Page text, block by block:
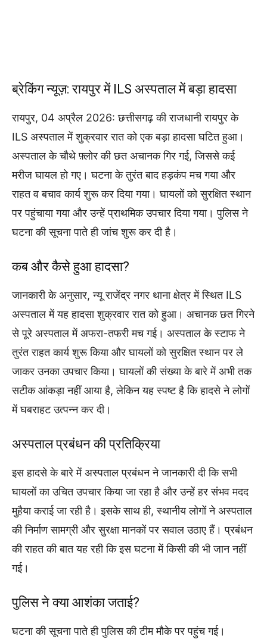
ब्रेकिंग न्यूज़: रायपुर में ILS अस्पताल में बड़ा हादसा
रायपुर, 04 अप्रैल 2026: छत्तीसगढ़ की राजधानी रायपुर के
ILS अस्पताल में शुक्रवार रात को एक बड़ा हादसा घटित हुआ।
अस्पताल के चौथे फ़्लोर की छत अचानक गिर गई, जिससे कई
मरीज घायल हो गए। घटना के तुरंत बाद हड़कंप मच गया और
राहत व बचाव कार्य शुरू कर दिया गया। घायलों को सुरक्षित स्थान
पर पहुंचाया गया और उन्हें प्राथमिक उपचार दिया गया। पुलिस ने
घटना की सूचना पाते ही जांच शुरू कर दी है।
कब और कैसे हुआ हादसा?
जानकारी के अनुसार, न्यू राजेंद्र नगर थाना क्षेत्र में स्थित ILS
अस्पताल में यह हादसा शुक्रवार रात को हुआ। अचानक छत गिरने
से पूरे अस्पताल में अफरा-तफरी मच गई। अस्पताल के स्टाफ ने
तुरंत राहत कार्य शुरू किया और घायलों को सुरक्षित स्थान पर ले
जाकर उनका उपचार किया। घायलों की संख्या के बारे में अभी तक
सटीक आंकड़ा नहीं आया है, लेकिन यह स्पष्ट है कि हादसे ने लोगों
में घबराहट उत्पन्न कर दी।
अस्पताल प्रबंधन की प्रतिक्रिया
इस हादसे के बारे में अस्पताल प्रबंधन ने जानकारी दी कि सभी
घायलों का उचित उपचार किया जा रहा है और उन्हें हर संभव मदद
मुहैया कराई जा रही है। इसके साथ ही, स्थानीय लोगों ने अस्पताल
की निर्माण सामग्री और सुरक्षा मानकों पर सवाल उठाए हैं। प्रबंधन
की राहत की बात यह रही कि इस घटना में किसी की भी जान नहीं
गई।
पुलिस ने क्या आशंका जताई?
घटना की सूचना पाते ही पुलिस की टीम मौके पर पहुंच गई।